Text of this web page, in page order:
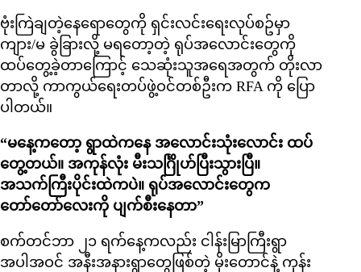
ဗုံးကြဲချတဲ့နေရောတွေကို ရှင်းလင်းရေးလုပ်စဥ်မှာ
ကျား/မ ခွဲခြားလို့ မရတော့တဲ့ ရုပ်အလောင်းတွေကို
ထပ်တွေ့ခဲ့တာကြောင့် သေဆုံးသူအရေအတွက် တိုးလာ
တာလို့ ကာကွယ်ရေးတပ်ဖွဲ့ဝင်တစ်ဦးက RFA ကို ပြော
ပါတယ်။
“မနေ့ကတော့ ရွာထဲကနေ အလောင်းသုံးလောင်း ထပ်
တွေ့တယ်။ အကုန်လုံး မီးသင်္ဂြိုဟ်ပြီးသွားပြီ။
အသက်ကြီးပိုင်းထဲကပဲ။ ရုပ်အလောင်းတွေက
တော်တော်လေးကို ပျက်စီးနေတာ”
စက်တင်ဘာ ၂၁ ရက်နေ့ကလည်း ငါန်းမြာကြီးရွာ
အပါအဝင် အနီးအနားရွာတွေဖြစ်တဲ့ မိုးတောင်နဲ့ ကုန်း